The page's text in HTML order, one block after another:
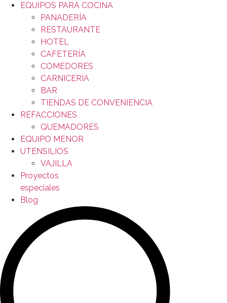
EQUIPOS PARA COCINA
PANADERÍA
RESTAURANTE
HOTEL
CAFETERÍA
COMEDORES
CARNICERÍA
BAR
TIENDAS DE CONVENIENCIA
REFACCIONES
QUEMADORES
EQUIPO MENOR
UTENSILIOS
VAJILLA
Proyectos
especiales
Blog